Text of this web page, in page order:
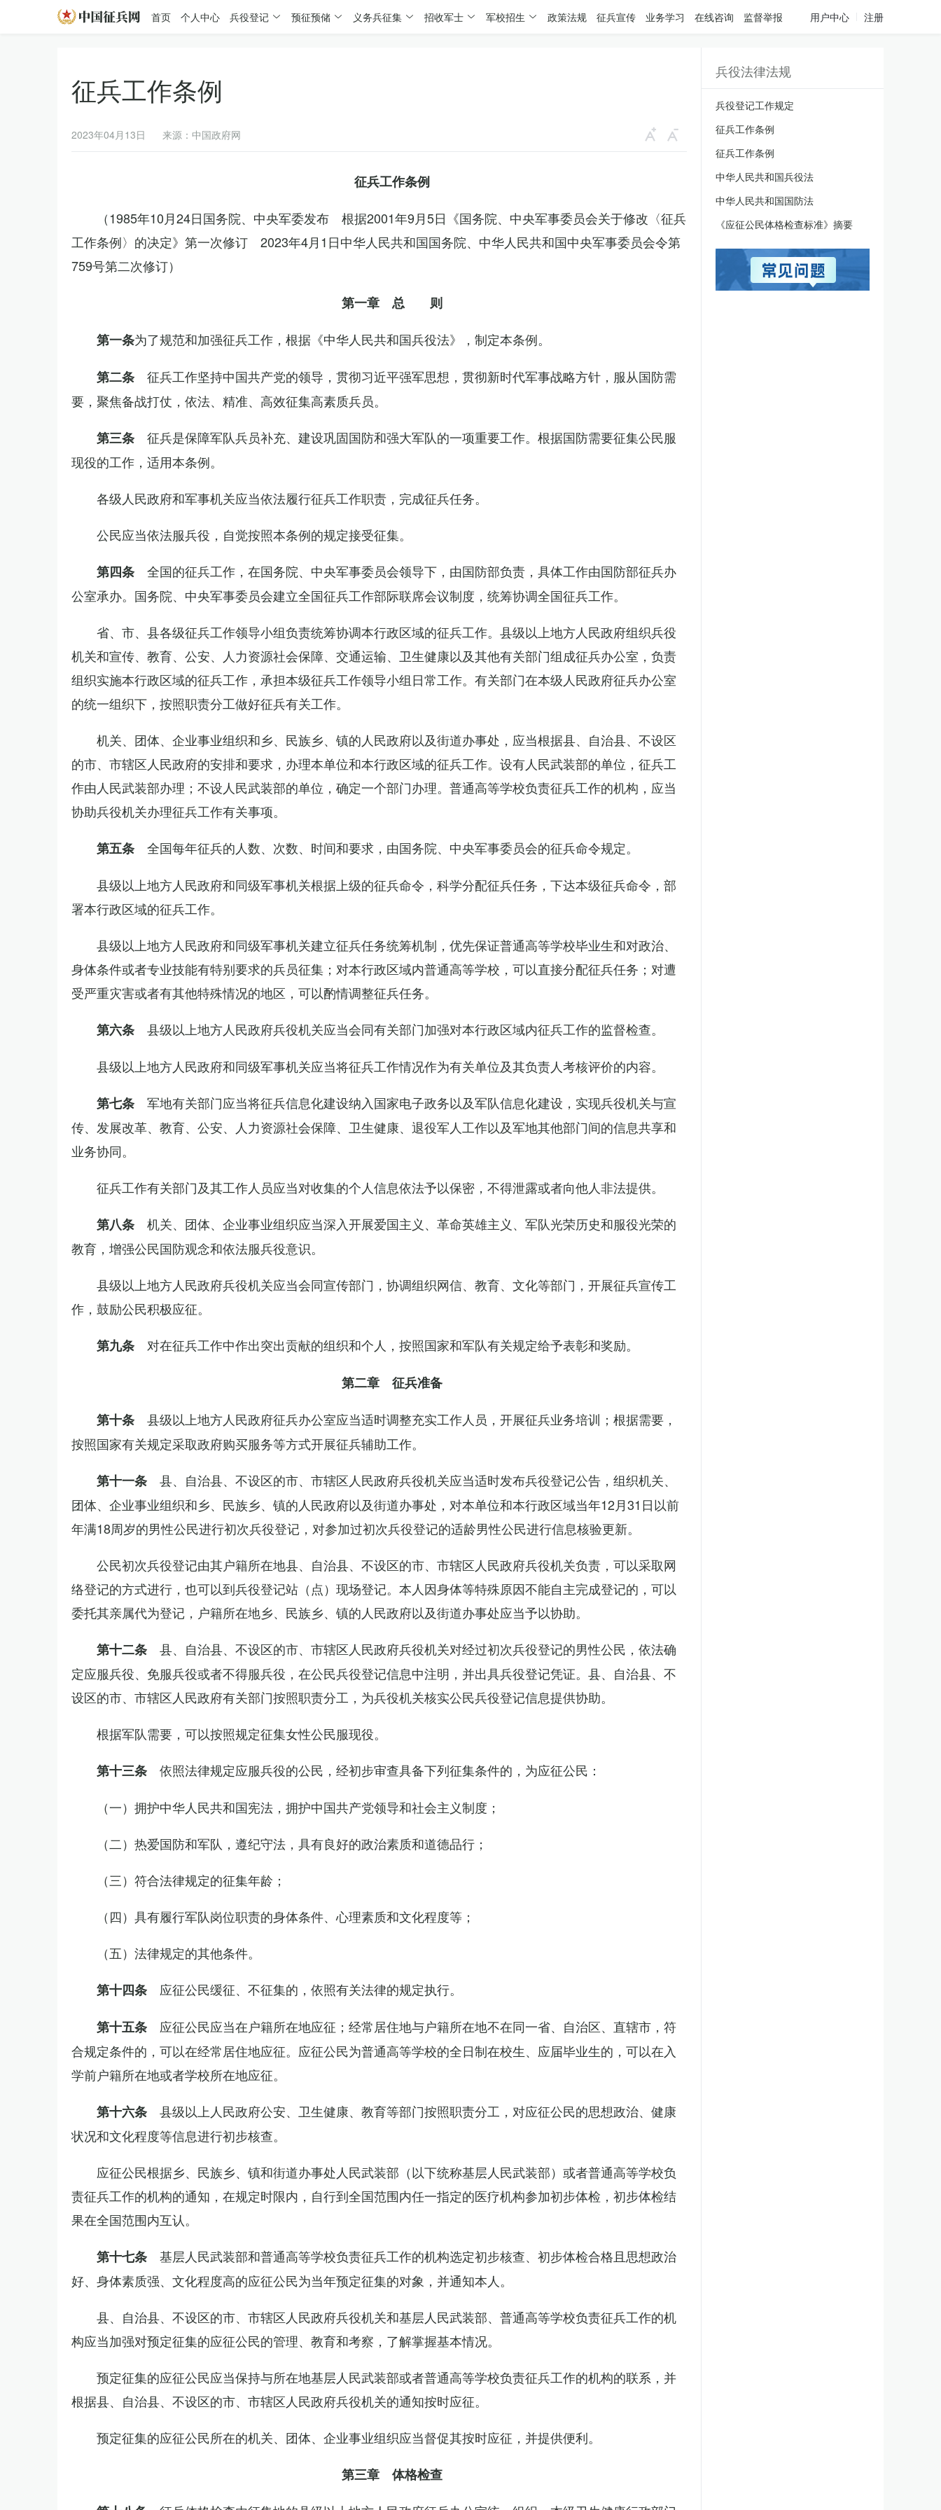
首页 个人中心 兵役登记 预征预储 义务兵征集 招收军士 军校招生 政策法规 征兵宣传 业务学习 在线咨询 监督举报 用户中心 注册
征兵工作条例
2023年04月13日 来源：中国政府网
征兵工作条例
（1985年10月24日国务院、中央军委发布 根据2001年9月5日《国务院、中央军事委员会关于修改〈征兵
工作条例〉的决定》第一次修订 2023年4月1日中华人民共和国国务院、中华人民共和国中央军事委员会令第
759号第二次修订）
第一章 总 则
第一条为了规范和加强征兵工作，根据《中华人民共和国兵役法》，制定本条例。
第二条 征兵工作坚持中国共产党的领导，贯彻习近平强军思想，贯彻新时代军事战略方针，服从国防需
要，聚焦备战打仗，依法、精准、高效征集高素质兵员。
第三条 征兵是保障军队兵员补充、建设巩固国防和强大军队的一项重要工作。根据国防需要征集公民服
现役的工作，适用本条例。
各级人民政府和军事机关应当依法履行征兵工作职责，完成征兵任务。
公民应当依法服兵役，自觉按照本条例的规定接受征集。
第四条 全国的征兵工作，在国务院、中央军事委员会领导下，由国防部负责，具体工作由国防部征兵办
公室承办。国务院、中央军事委员会建立全国征兵工作部际联席会议制度，统筹协调全国征兵工作。
省、市、县各级征兵工作领导小组负责统筹协调本行政区域的征兵工作。县级以上地方人民政府组织兵役
机关和宣传、教育、公安、人力资源社会保障、交通运输、卫生健康以及其他有关部门组成征兵办公室，负责
组织实施本行政区域的征兵工作，承担本级征兵工作领导小组日常工作。有关部门在本级人民政府征兵办公室
的统一组织下，按照职责分工做好征兵有关工作。
机关、团体、企业事业组织和乡、民族乡、镇的人民政府以及街道办事处，应当根据县、自治县、不设区
的市、市辖区人民政府的安排和要求，办理本单位和本行政区域的征兵工作。设有人民武装部的单位，征兵工
作由人民武装部办理；不设人民武装部的单位，确定一个部门办理。普通高等学校负责征兵工作的机构，应当
协助兵役机关办理征兵工作有关事项。
第五条 全国每年征兵的人数、次数、时间和要求，由国务院、中央军事委员会的征兵命令规定。
县级以上地方人民政府和同级军事机关根据上级的征兵命令，科学分配征兵任务，下达本级征兵命令，部
署本行政区域的征兵工作。
县级以上地方人民政府和同级军事机关建立征兵任务统筹机制，优先保证普通高等学校毕业生和对政治、
身体条件或者专业技能有特别要求的兵员征集；对本行政区域内普通高等学校，可以直接分配征兵任务；对遭
受严重灾害或者有其他特殊情况的地区，可以酌情调整征兵任务。
第六条 县级以上地方人民政府兵役机关应当会同有关部门加强对本行政区域内征兵工作的监督检查。
县级以上地方人民政府和同级军事机关应当将征兵工作情况作为有关单位及其负责人考核评价的内容。
第七条 军地有关部门应当将征兵信息化建设纳入国家电子政务以及军队信息化建设，实现兵役机关与宣
传、发展改革、教育、公安、人力资源社会保障、卫生健康、退役军人工作以及军地其他部门间的信息共享和
业务协同。
征兵工作有关部门及其工作人员应当对收集的个人信息依法予以保密，不得泄露或者向他人非法提供。
第八条 机关、团体、企业事业组织应当深入开展爱国主义、革命英雄主义、军队光荣历史和服役光荣的
教育，增强公民国防观念和依法服兵役意识。
县级以上地方人民政府兵役机关应当会同宣传部门，协调组织网信、教育、文化等部门，开展征兵宣传工
作，鼓励公民积极应征。
第九条 对在征兵工作中作出突出贡献的组织和个人，按照国家和军队有关规定给予表彰和奖励。
第二章 征兵准备
第十条 县级以上地方人民政府征兵办公室应当适时调整充实工作人员，开展征兵业务培训；根据需要，
按照国家有关规定采取政府购买服务等方式开展征兵辅助工作。
第十一条 县、自治县、不设区的市、市辖区人民政府兵役机关应当适时发布兵役登记公告，组织机关、
团体、企业事业组织和乡、民族乡、镇的人民政府以及街道办事处，对本单位和本行政区域当年12月31日以前
年满18周岁的男性公民进行初次兵役登记，对参加过初次兵役登记的适龄男性公民进行信息核验更新。
公民初次兵役登记由其户籍所在地县、自治县、不设区的市、市辖区人民政府兵役机关负责，可以采取网
络登记的方式进行，也可以到兵役登记站（点）现场登记。本人因身体等特殊原因不能自主完成登记的，可以
委托其亲属代为登记，户籍所在地乡、民族乡、镇的人民政府以及街道办事处应当予以协助。
第十二条 县、自治县、不设区的市、市辖区人民政府兵役机关对经过初次兵役登记的男性公民，依法确
定应服兵役、免服兵役或者不得服兵役，在公民兵役登记信息中注明，并出具兵役登记凭证。县、自治县、不
设区的市、市辖区人民政府有关部门按照职责分工，为兵役机关核实公民兵役登记信息提供协助。
根据军队需要，可以按照规定征集女性公民服现役。
第十三条 依照法律规定应服兵役的公民，经初步审查具备下列征集条件的，为应征公民：
（一）拥护中华人民共和国宪法，拥护中国共产党领导和社会主义制度；
（二）热爱国防和军队，遵纪守法，具有良好的政治素质和道德品行；
（三）符合法律规定的征集年龄；
（四）具有履行军队岗位职责的身体条件、心理素质和文化程度等；
（五）法律规定的其他条件。
第十四条 应征公民缓征、不征集的，依照有关法律的规定执行。
第十五条 应征公民应当在户籍所在地应征；经常居住地与户籍所在地不在同一省、自治区、直辖市，符
合规定条件的，可以在经常居住地应征。应征公民为普通高等学校的全日制在校生、应届毕业生的，可以在入
学前户籍所在地或者学校所在地应征。
第十六条 县级以上人民政府公安、卫生健康、教育等部门按照职责分工，对应征公民的思想政治、健康
状况和文化程度等信息进行初步核查。
应征公民根据乡、民族乡、镇和街道办事处人民武装部（以下统称基层人民武装部）或者普通高等学校负
责征兵工作的机构的通知，在规定时限内，自行到全国范围内任一指定的医疗机构参加初步体检，初步体检结
果在全国范围内互认。
第十七条 基层人民武装部和普通高等学校负责征兵工作的机构选定初步核查、初步体检合格且思想政治
好、身体素质强、文化程度高的应征公民为当年预定征集的对象，并通知本人。
县、自治县、不设区的市、市辖区人民政府兵役机关和基层人民武装部、普通高等学校负责征兵工作的机
构应当加强对预定征集的应征公民的管理、教育和考察，了解掌握基本情况。
预定征集的应征公民应当保持与所在地基层人民武装部或者普通高等学校负责征兵工作的机构的联系，并
根据县、自治县、不设区的市、市辖区人民政府兵役机关的通知按时应征。
预定征集的应征公民所在的机关、团体、企业事业组织应当督促其按时应征，并提供便利。
第三章 体格检查
兵役法律法规
兵役登记工作规定
征兵工作条例
征兵工作条例
中华人民共和国兵役法
中华人民共和国国防法
《应征公民体格检查标准》摘要